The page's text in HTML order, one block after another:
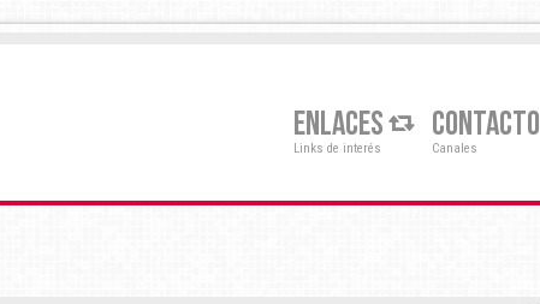
ENLACES
Links de interés
CONTACTO
Canales